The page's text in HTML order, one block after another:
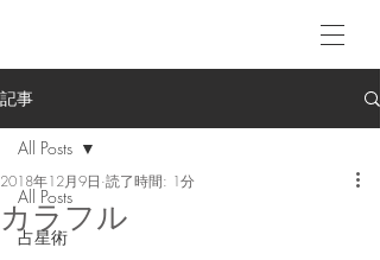
記事
All Posts
占星術
All Posts
カラフル
2018年12月9日 読了時間: 1分